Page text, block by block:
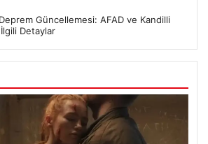
Güncellemesi: AFAD ve Kandilli
Detaylar